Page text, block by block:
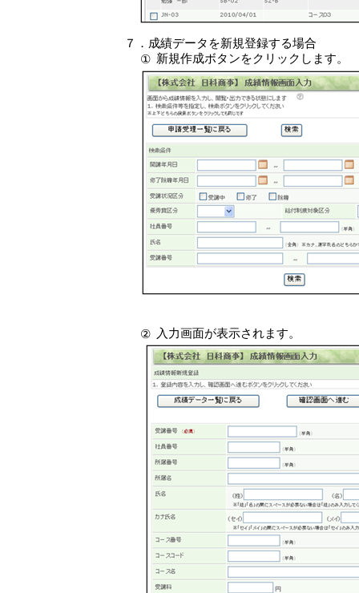
７．成績データを新規登録する場合
① 新規作成ボタンをクリックします。
② 入力画面が表示されます。